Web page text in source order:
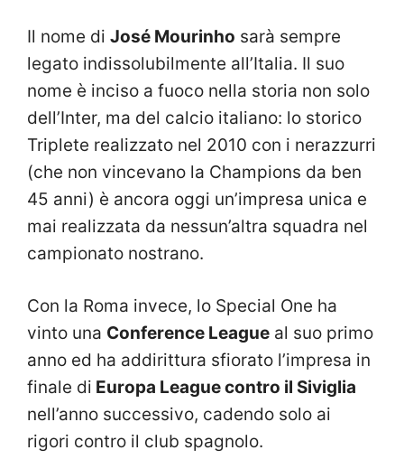
Il nome di José Mourinho sarà sempre
legato indissolubilmente all’Italia. Il suo
nome è inciso a fuoco nella storia non solo
dell’Inter, ma del calcio italiano: lo storico
Triplete realizzato nel 2010 con i nerazzurri
(che non vincevano la Champions da ben
45 anni) è ancora oggi un’impresa unica e
mai realizzata da nessun’altra squadra nel
campionato nostrano.
Con la Roma invece, lo Special One ha
vinto una Conference League al suo primo
anno ed ha addirittura sfiorato l’impresa in
finale di Europa League contro il Siviglia
nell’anno successivo, cadendo solo ai
rigori contro il club spagnolo.